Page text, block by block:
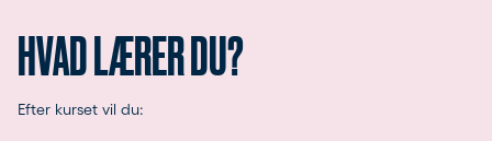
HVAD LÆRER DU?
Efter kurset vil du: